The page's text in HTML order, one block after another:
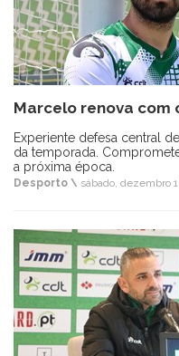
Marcelo renova com
Experiente defesa central
da temporada.
a próxima época.
Desporto \ sábado, dezembro